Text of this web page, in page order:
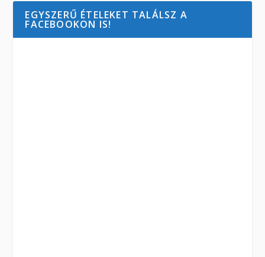
EGYSZERŰ ÉTELEKET TALÁLSZ A
FACEBOOKON IS!